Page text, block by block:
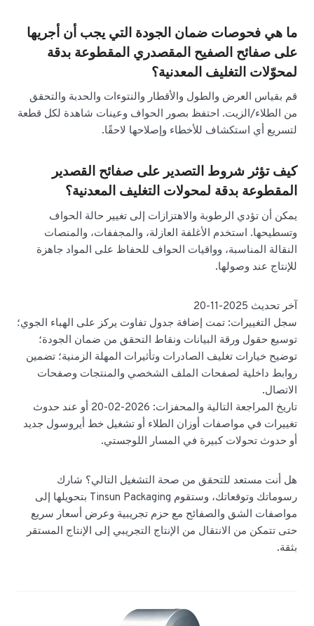
ما هي فحوصات ضمان الجودة التي يجب أن أجريها
على صفائح الصفيح المقصدري المقطوعة بدقة
لمحوّلات التغليف المعدنية؟
قم بقياس العرض والطول والأقطار والنتوءات والحدبة والتحقق
من الطلاء/الزيت. احتفظ بصور الحواف وعينات شاهدة لكل قطعة
لتسريع أي استكشاف للأخطاء وإصلاحها لاحقًا.
كيف تؤثر شروط التصدير على صفائح القصدير
المقطوعة بدقة لمحولات التغليف المعدنية؟
يمكن أن تؤدي الرطوبة والاهتزازات إلى تغيير حالة الحواف
وتسطيحها. استخدم الأغلفة العازلة، والمجففات، والمنصات
النقالة المناسبة، وواقيات الحواف للحفاظ على المواد جاهزة
للإنتاج عند وصولها.
آخر تحديث 2025-11-20
سجل التغييرات: تمت إضافة جدول تفاوت يركز على الهباء الجوي؛
توسيع حقول ورقة البيانات ونقاط التحقق من ضمان الجودة؛
توضيح خيارات تغليف الصادرات وتأثيرات المهلة الزمنية؛ تضمين
روابط داخلية لصفحات الملف الشخصي والمنتجات وصفحات
الاتصال.
تاريخ المراجعة التالية والمحفزات: 2026-02-20 أو عند حدوث
تغييرات في مواصفات أوزان الطلاء أو تشغيل خط أيروسول جديد
أو حدوث تحولات كبيرة في المسار اللوجستي.
هل أنت مستعد للتحقق من صحة التشغيل التالي؟ شارك
رسوماتك وتوقعاتك، وستقوم Tinsun Packaging بتحويلها إلى
مواصفات الشق والصفائح مع حزم تجريبية وعرض أسعار سريع
حتى تتمكن من الانتقال من الإنتاج التجريبي إلى الإنتاج المستقر
بثقة.